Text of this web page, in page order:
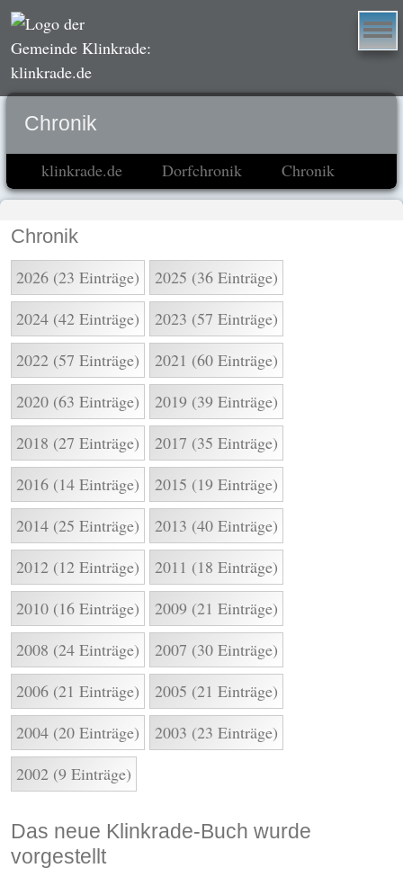
Chronik
klinkrade.de Dorfchronik Chronik
Chronik
2026 (23 Einträge)
2025 (36 Einträge)
2024 (42 Einträge)
2023 (57 Einträge)
2022 (57 Einträge)
2021 (60 Einträge)
2020 (63 Einträge)
2019 (39 Einträge)
2018 (27 Einträge)
2017 (35 Einträge)
2016 (14 Einträge)
2015 (19 Einträge)
2014 (25 Einträge)
2013 (40 Einträge)
2012 (12 Einträge)
2011 (18 Einträge)
2010 (16 Einträge)
2009 (21 Einträge)
2008 (24 Einträge)
2007 (30 Einträge)
2006 (21 Einträge)
2005 (21 Einträge)
2004 (20 Einträge)
2003 (23 Einträge)
2002 (9 Einträge)
Das neue Klinkrade-Buch wurde
vorgestellt